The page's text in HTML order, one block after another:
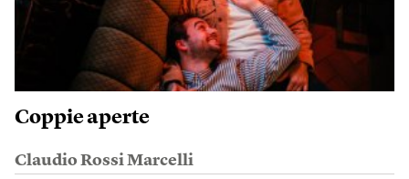
Coppie aperte
Claudio Rossi Marcelli